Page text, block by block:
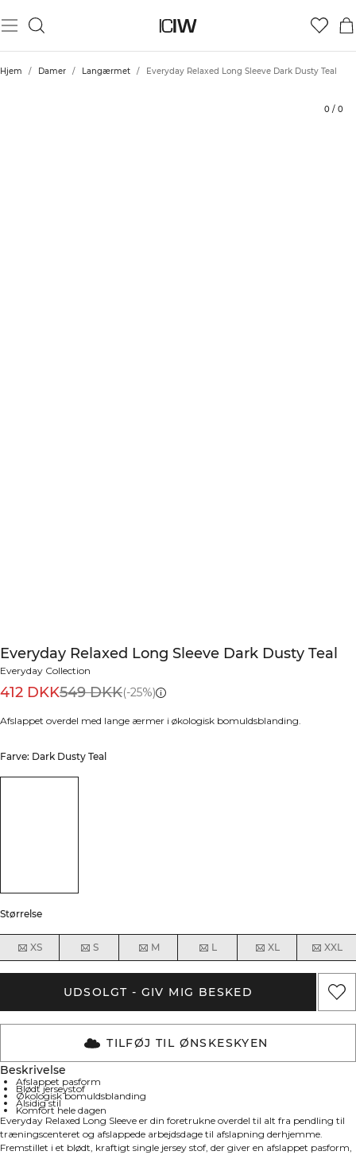
Hjem / Damer / Langærmet / Everyday Relaxed Long Sleeve Dark Dusty Teal
0 / 0
Everyday Relaxed Long Sleeve Dark Dusty Teal
Everyday Collection
412 DKK549 DKK(-25%)
Afslappet overdel med lange ærmer i økologisk bomuldsblanding.
Farve: Dark Dusty Teal
Størrelse
XS S M L XL XXL
UDSOLGT - GIV MIG BESKED
TILFØJ TIL ØNSKESKYEN
Beskrivelse
Afslappet pasform
Blødt jerseystof
Økologisk bomuldsblanding
Alsidig stil
Komfort hele dagen
Everyday Relaxed Long Sleeve er din foretrukne overdel til alt fra pendling til
træningscenteret og afslappede arbejdsdage til afslapning derhjemme.
Fremstillet i et blødt, kraftigt single jersey stof, der giver en afslappet pasform,